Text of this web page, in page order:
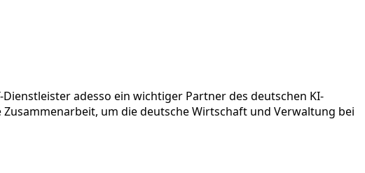
adesso ein wichtiger Partner des deutschen KI-
um die deutsche Wirtschaft und Verwaltung bei